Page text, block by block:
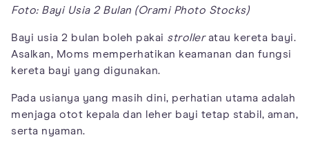
Foto: Bayi Usia 2 Bulan (Orami Photo Stocks)
Bayi usia 2 bulan boleh pakai strolleratau kereta bayi.
Asalkan, Moms memperhatikan keamanan dan fungsi
kereta bayi yang digunakan.
Pada usianya yang masih dini, perhatian utama adalah
menjaga otot kepala dan leher bayi tetap stabil, aman,
serta nyaman.